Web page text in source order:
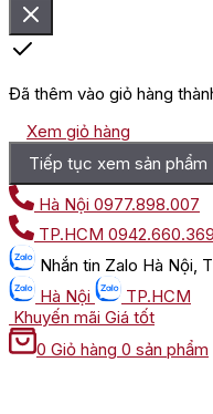
Đã thêm vào giỏ hàng
Xem giỏ hàng
Tiếp tục xem sản phẩm
Hà Nội 0977.898.007
TP.HCM 0942.660.369
Nhắn tin Zalo Hà Nội,
Hà Nội
TP.HCM
Khuyến mãi Giá tốt
0 Giỏ hàng 0 sản phẩm